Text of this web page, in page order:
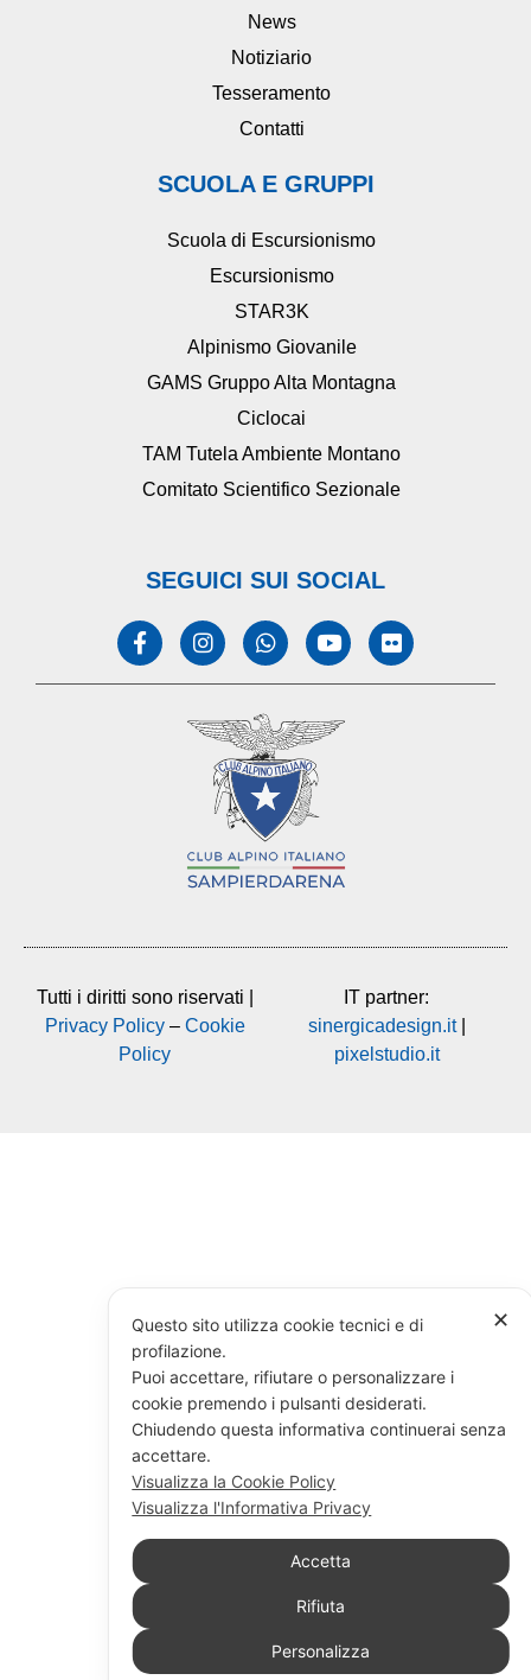
News
Notiziario
Tesseramento
Contatti
SCUOLA E GRUPPI
Scuola di Escursionismo
Escursionismo
STAR3K
Alpinismo Giovanile
GAMS Gruppo Alta Montagna
Ciclocai
TAM Tutela Ambiente Montano
Comitato Scientifico Sezionale
SEGUICI SUI SOCIAL
Tutti i diritti sono riservati |
Privacy Policy– Cookie
Policy
IT partner:
sinergicadesign.it|
pixelstudio.it
✕
Questo sito utilizza cookie tecnici e di
profilazione.
Puoi accettare, rifiutare o personalizzare i
cookie premendo i pulsanti desiderati.
Chiudendo questa informativa continuerai senza
accettare.
Visualizza la Cookie Policy
Visualizza l'Informativa Privacy
Accetta
Rifiuta
Personalizza